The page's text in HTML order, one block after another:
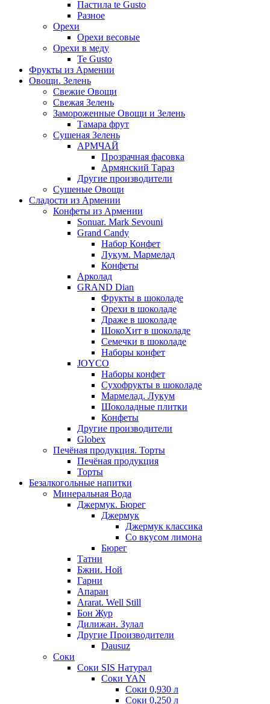
Пастила te Gusto
Разное
Орехи
Орехи весовые
Орехи в меду
Te Gusto
Фрукты из Армении
Овощи. Зелень
Свежие Овощи
Свежая Зелень
Замороженные Овощи и Зелень
Тамара фрут
Сушеная Зелень
АРМЧАЙ
Прозрачная фасовка
Армянский Тараз
Другие производители
Сушеные Овощи
Сладости из Армении
Конфеты из Армении
Sonuar. Mark Sevouni
Grand Candy
Набор Конфет
Лукум. Мармелад
Конфеты
Арколад
GRAND Dian
Фрукты в шоколаде
Орехи в шоколаде
Драже в шоколаде
ШокоХит в шоколаде
Семечки в шоколаде
Наборы конфет
JOYCO
Наборы конфет
Сухофрукты в шоколаде
Мармелад. Лукум
Шоколадные плитки
Конфеты
Другие производители
Globex
Печёная продукция. Торты
Печёная продукция
Торты
Безалкогольные напитки
Минеральная Вода
Джермук. Бюрег
Джермук
Джермук классика
Со вкусом лимона
Бюрег
Татни
Бжни. Ной
Гарни
Апаран
Ararat. Well Still
Бон Жур
Дилижан. Зулал
Другие Производители
Dausuz
Соки
Соки SIS Натурал
Соки YAN
Соки 0,930 л
Соки 0,250 л